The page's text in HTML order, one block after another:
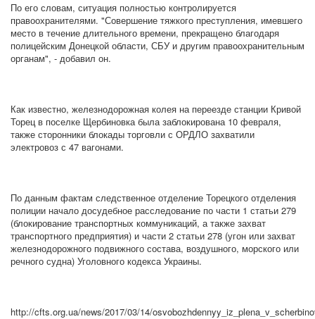
По его словам, ситуация полностью контролируется
правоохранителями. "Совершение тяжкого преступления, имевшего
место в течение длительного времени, прекращено благодаря
полицейским Донецкой области, СБУ и другим правоохранительным
органам", - добавил он.
Как известно, железнодорожная колея на переезде станции Кривой
Торец в поселке Щербиновка была заблокирована 10 февраля,
также сторонники блокады торговли с ОРДЛО захватили
электровоз с 47 вагонами.
По данным фактам следственное отделение Торецкого отделения
полиции начало досудебное расследование по части 1 статьи 279
(блокирование транспортных коммуникаций, а также захват
транспортного предприятия) и части 2 статьи 278 (угон или захват
железнодорожного подвижного состава, воздушного, морского или
речного судна) Уголовного кодекса Украины.
http://cfts.org.ua/news/2017/03/14/